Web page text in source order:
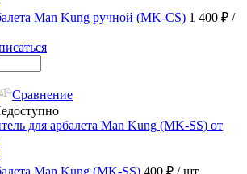
Man Kung ручной (MK-CS) 1 400 ₽ /
Сравнение
Man Kung (MK-SS) 400 ₽ / шт